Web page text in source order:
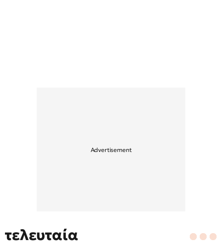
τελευταία